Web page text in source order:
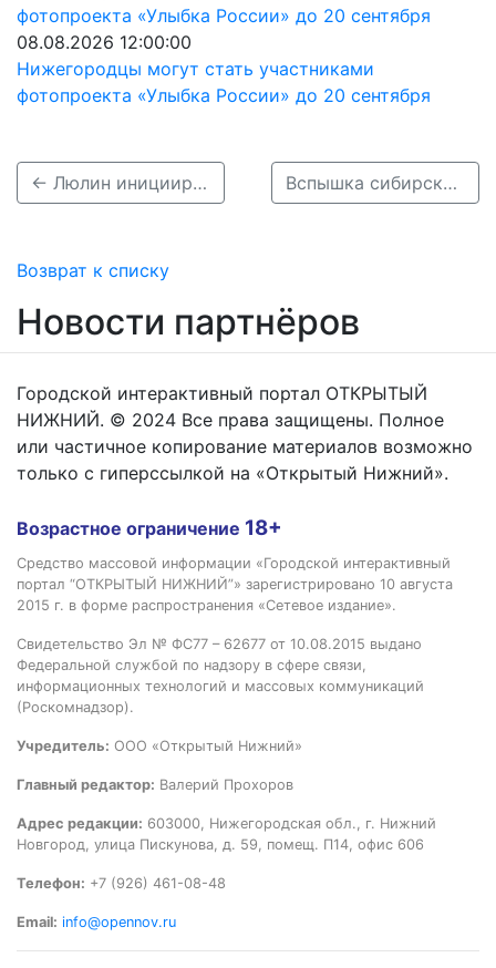
08.08.2026 12:00:00
Нижегородцы могут стать участниками
фотопроекта «Улыбка России» до 20 сентября
← Люлин инициировал награду для заслуженных доноров Нижегородской области Вспышка сибирской язвы у животных выявлена в Воротынском округе →
Возврат к списку
Новости партнёров
Городской интерактивный портал ОТКРЫТЫЙ
НИЖНИЙ. © 2024 Все права защищены. Полное
или частичное копирование материалов возможно
только с гиперссылкой на «Открытый Нижний».
Возрастное ограничение 18+
Средство массовой информации «Городской интерактивный
портал “ОТКРЫТЫЙ НИЖНИЙ”» зарегистрировано 10 августа
2015 г. в форме распространения «Сетевое издание».
Свидетельство Эл № ФС77 – 62677 от 10.08.2015 выдано
Федеральной службой по надзору в сфере связи,
информационных технологий и массовых коммуникаций
(Роскомнадзор).
Учредитель: ООО «Открытый Нижний»
Главный редактор: Валерий Прохоров
Адрес редакции: 603000, Нижегородская обл., г. Нижний
Новгород, улица Пискунова, д. 59, помещ. П14, офис 606
Телефон: +7 (926) 461-08-48
Email: info@opennov.ru